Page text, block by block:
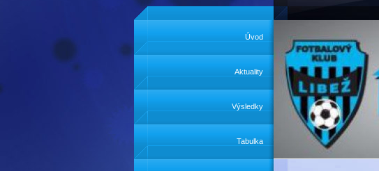
Úvod
Aktuality
Výsledky
Tabulka